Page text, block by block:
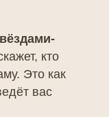
кто
Это как
вас